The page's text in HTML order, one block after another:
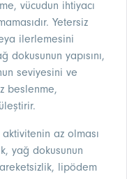
vücudun ihtiyacı
Yetersiz
ilerlemesini
yapısını,
seviyesini ve
beslenme,
az olması
yağ dokusunun
lipödem